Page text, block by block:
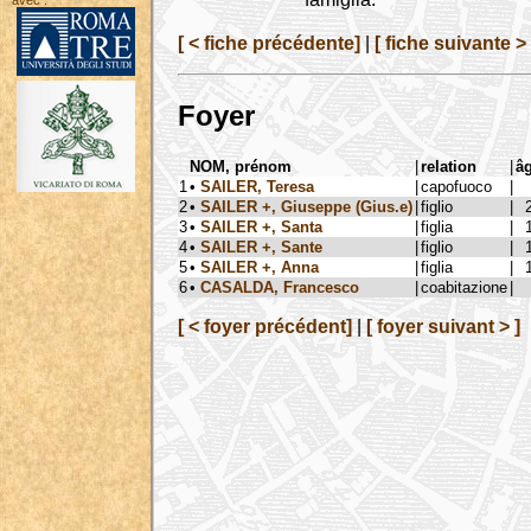
[ < fiche précédente] [ fiche suivante >
Foyer
NOM, prénom |relation |
1 • SAILER, Teresa |capofuoco
|
2• SAILER +, Giuseppe (Gius.e) |figlio |
3• SAILER +, Santa |figlia |
4• SAILER +, Sante |figlio |
5• SAILER +, Anna |figlia |
6• CASALDA, Francesco |coabitazione |
[ < foyer précédent] [ foyer suivant > ]